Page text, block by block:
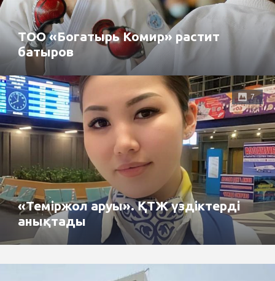
ТОО «Богатырь Комир» растит
батыров
7
«Теміржол аруы». ҚТЖ үздіктерді
анықтады